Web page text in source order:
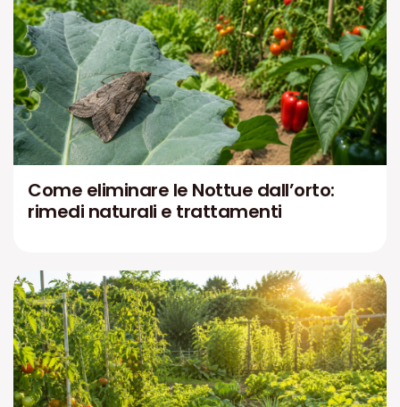
Come eliminare le Nottue dall’orto:
rimedi naturali e trattamenti